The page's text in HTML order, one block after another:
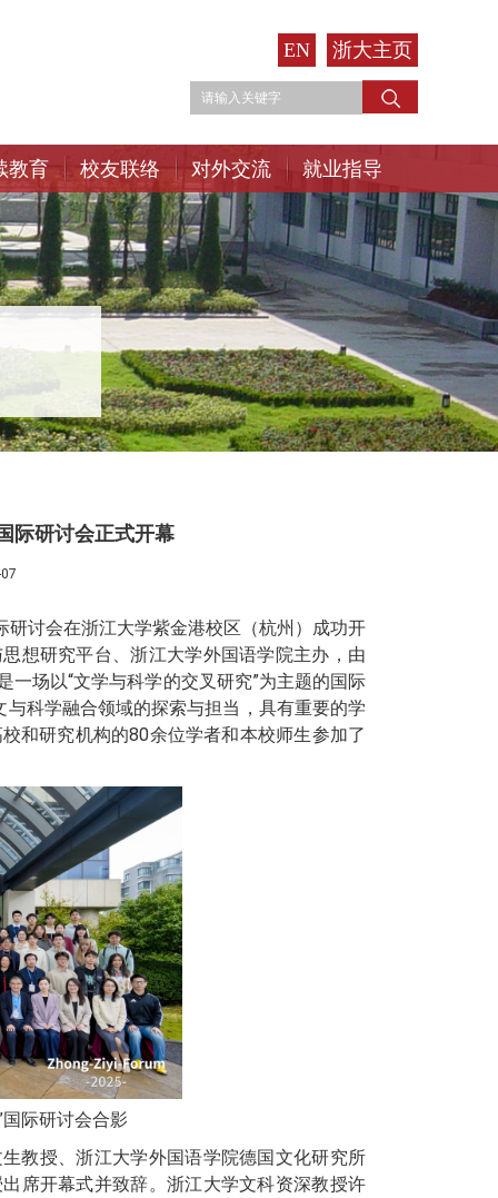
EN 浙大主页
教育 校友联络 对外交流 就业指导
际研讨会正式开幕
研讨会在浙江大学紫金港校区（杭州）成功开
想研究平台、浙江大学外国语学院主办，由
一场以“文学与科学的交叉研究”为主题的国际
科学融合领域的探索与担当，具有重要的学
和研究机构的80余位学者和本校师生参加了
际研讨会合影
教授、浙江大学外国语学院德国文化研究所
席开幕式并致辞。浙江大学文科资深教授许